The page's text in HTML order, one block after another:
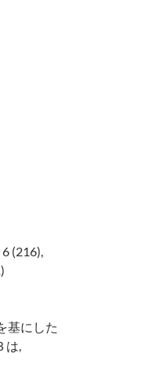
(216),
基にした
は,